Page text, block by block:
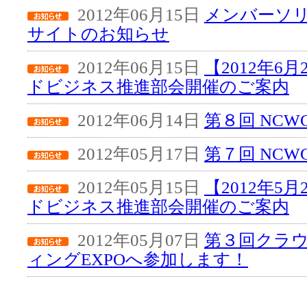
2012年06月15日
メンバーソ
サイトのお知らせ
2012年06月15日
【2012年6
ドビジネス推進部会開催のご案内
2012年06月14日 第８回
2012年05月17日 第７回
2012年05月15日
【2012年5
ドビジネス推進部会開催のご案内
2012年05月07日 第３回クラ
ィングEXPOへ参加します！